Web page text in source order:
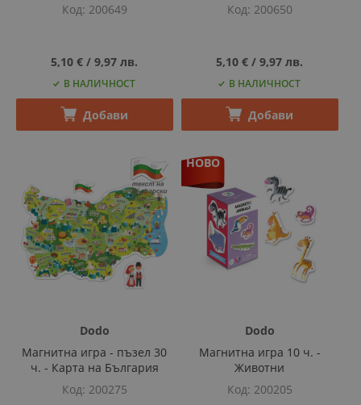
Код 200649
5,10 € ‎/‎ 9,97 лв.
В НАЛИЧНОСТ
Добави
Код 200650
5,10 € ‎/‎ 9,97 лв.
В НАЛИЧНОСТ
Добави
Dodo
Магнитна игра - пъзел 30
ч. - Карта на България
Код 200275
НОВО
Dodo
Магнитна игра 10 ч. -
Животни
Код 200205